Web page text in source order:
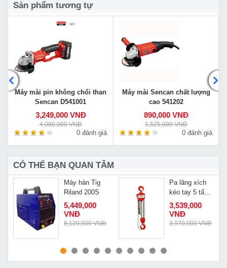
Sản phẩm tương tự
Máy mài pin không chổi than
Sencan D541001
3,249,000 VNĐ
4,080,000 VNĐ
0 đánh giá
Máy mài Sencan chất lượng
cao 541202
890,000 VNĐ
1,525,000 VNĐ
0 đánh giá
CÓ THỂ BẠN QUAN TÂM
MUA NGAY
Máy hàn Tig
Riland 200S
5,449,000
VNĐ
6,120,000 VNĐ
MUA NGAY
Pa lăng xích
kéo tay 5 tấn
3m Nitto
50VP5
3,539,000
VNĐ
3,970,000 VNĐ